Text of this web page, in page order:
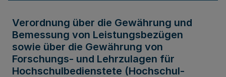
Verordnung über die Gewährung und
Bemessung von Leistungsbezügen
sowie über die Gewährung von
Forschungs- und Lehrzulagen für
Hochschulbedienstete (Hochschul-